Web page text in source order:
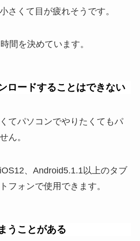
さくて目が疲れそうです。
間を決めています。
ロードすることはできない
てパソコンでやりたくてもパ
ん。
、Android5.1.1以上のタブ
フォンで使用できます。
うことがある